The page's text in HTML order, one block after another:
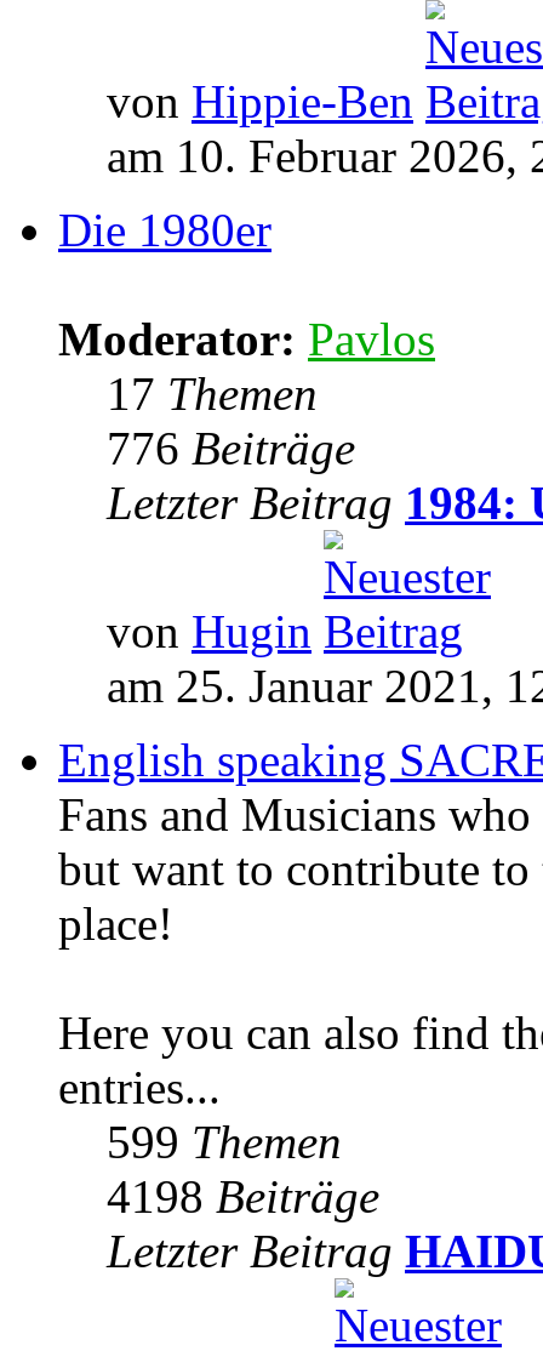
von Hippie-Ben
am 10. Februar 2026,
Die 1980er
Moderator: Pavlos
17 Themen
776 Beiträge
Letzter Beitrag 1984:
von Hugin
am 25. Januar 2021,
English speaking
Fans and Musicians
but want to contribute to
place!
Here you can also find
entries...
599 Themen
4198 Beiträge
Letzter Beitrag